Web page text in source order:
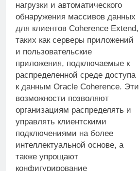
нагрузки и автоматического
обнаружения массивов данных
для клиентов Coherence Extend,
таких как серверы приложений
и пользовательские
приложения, подключаемые к
распределенной среде доступа
к данным Oracle Coherence. Эти
возможности позволяют
организациям распределять и
управлять клиентскими
подключениями на более
интеллектуальной основе, а
также упрощают
конфигурирование